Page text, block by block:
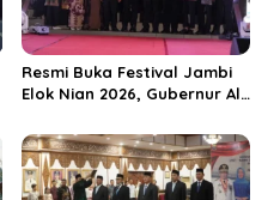
Resmi Buka Festival Jambi
Elok Nian 2026, Gubernur Al
Jadi Destinasi Wisata
Budaya Unggulan